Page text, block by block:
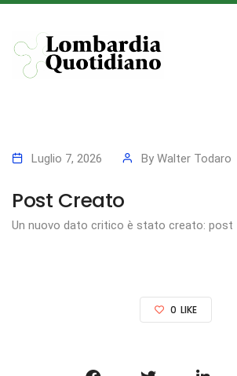
Luglio 7, 2026 By Walter Todaro
Post Creato
Un nuovo dato critico è stato creato: post
0 LIKE